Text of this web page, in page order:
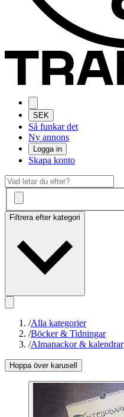
SEK
Så funkar det
Ny annons
Logga in
Skapa konto
Filtrera efter kategori
/Alla kategorier
/Böcker & Tidningar
/Almanackor & kalendrar
Hoppa över karusell